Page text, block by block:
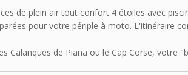
de plein air tout confort 4 étoiles avec
pour votre périple à moto. L'itinéraire
Calanques de Piana ou le Cap Corse, votre